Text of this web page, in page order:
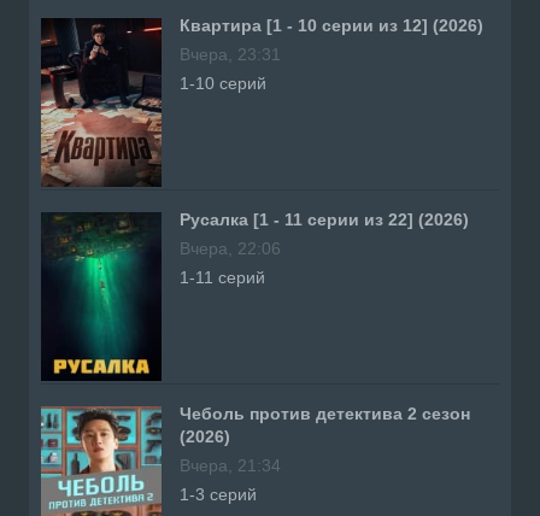
Квартира [1 - 10 серии из 12] (2026)
Вчера, 23:31
1-10 серий
Русалка [1 - 11 серии из 22] (2026)
Вчера, 22:06
1-11 серий
Чеболь против детектива 2 сезон
(2026)
Вчера, 21:34
1-3 серий